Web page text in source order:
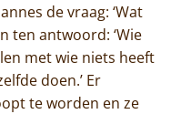
de vraag: ‘Wat
ten antwoord: ‘Wie
met wie niets heeft
doen.’ Er
te worden en ze